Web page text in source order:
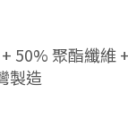
50% 聚酯纖維
製造